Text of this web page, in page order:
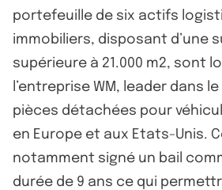
portefeuille de six actifs
immobiliers, disposant d’une
supérieure à 21.000 m2, sont
l’entreprise WM, leader dans
pièces détachées pour
en Europe et aux Etats-Unis.
notamment signé un bail
durée de 9 ans ce qui